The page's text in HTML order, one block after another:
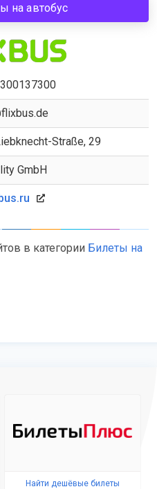
на автобус
Straße, 29
GmbH
в категории Билеты на
Найти дешёвые билеты